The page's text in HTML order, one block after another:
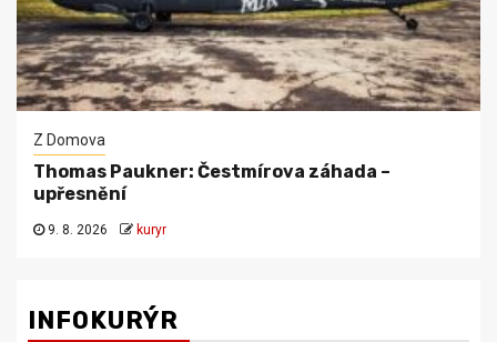
Z Domova
Thomas Paukner: Čestmírova záhada –
upřesnění
9. 8. 2026 kuryr
INFOKURÝR